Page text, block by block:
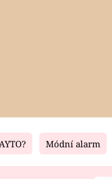
Living
AYTO? Módní alarm